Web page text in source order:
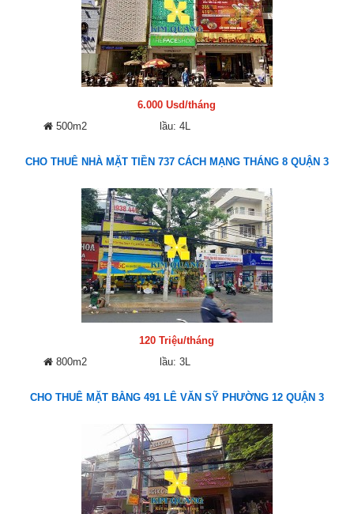
6.000 Usd/tháng
500m2
lầu: 4L
CHO THUÊ NHÀ MẶT TIỀN 737 CÁCH MẠNG THÁNG 8 QUẬN 3
120 Triệu/tháng
800m2
lầu: 3L
CHO THUÊ MẶT BẰNG 491 LÊ VĂN SỸ PHƯỜNG 12 QUẬN 3